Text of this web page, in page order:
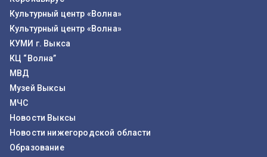
Культурный центр «Волна»
Культурный центр «Волна»
КУМИ г. Выкса
КЦ “Волна”
МВД
Музей Выксы
МЧС
Новости Выксы
Новости нижегородской области
Образование